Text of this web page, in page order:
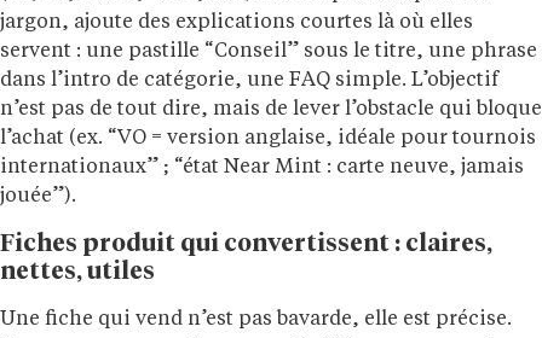
jargon, ajoute des explications courtes là où elles
servent : une pastille “Conseil” sous le titre, une phrase
dans l’intro de catégorie, une FAQ simple. L’objectif
n’est pas de tout dire, mais de lever l’obstacle qui bloque
l’achat (ex. “VO = version anglaise, idéale pour tournois
internationaux” ; “état Near Mint : carte neuve, jamais
jouée”).
Fiches produit qui convertissent : claires,
nettes, utiles
Une fiche qui vend n’est pas bavarde, elle est précise.